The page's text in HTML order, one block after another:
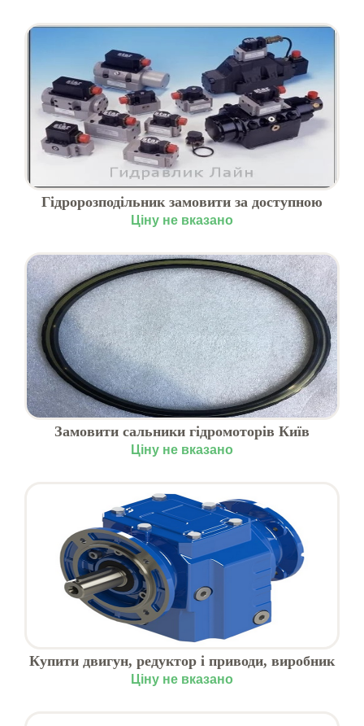
Гідророзподільник замовити за доступною
ціною
Ціну не вказано
Замовити сальники гідромоторів Київ
Ціну не вказано
Купити двигун, редуктор і приводи, виробник
Motive, Харків
Ціну не вказано